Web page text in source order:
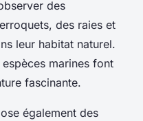
des
des raies et
leur habitat naturel.
marines font
fascinante.
également des